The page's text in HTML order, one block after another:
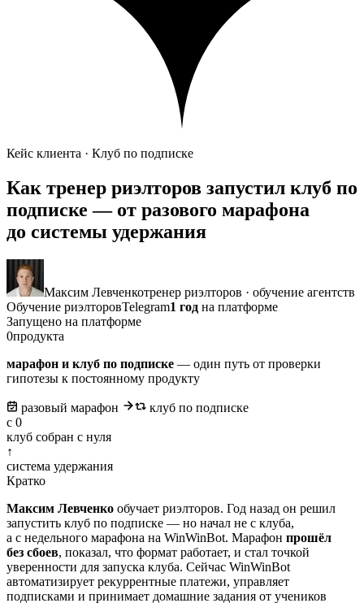
Кейс клиента · Клуб по подписке
Как тренер риэлторов запустил клуб по
подписке — от разового марафона
до системы удержания
Максим Левченкотренер риэлторов · обучение агентств
Обучение риэлторовTelegram1 год на платформе
Запущено на платформе
0продукта
марафон и клуб по подписке — один путь от проверки
гипотезы к постоянному продукту
разовый марафон
клуб по подписке
с 0
клуб собран с нуля
↑
система удержания
Кратко
Максим Левченко обучает риэлторов. Год назад он решил
запустить клуб по подписке — но начал не с клуба,
а с недельного марафона на WinWinBot. Марафон прошёл
без сбоев, показал, что формат работает, и стал точкой
уверенности для запуска клуба. Сейчас WinWinBot
автоматизирует рекуррентные платежи, управляет
подписками и принимает домашние задания от учеников